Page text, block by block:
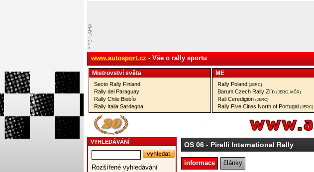
www.autosport.cz - Vše o rally sportu
Mistrovství­ světa
Secto Rally Finland
Rally del Paraguay
Rally Chile Biobío
Rally Italia Sardegna
ME
Rally Poland (JERC)
Barum Czech Rally Zlín (JERC, MČR)
Rali Ceredigion (JERC)
Rally Five Cities North of Portugal (JERC)
VYHLEDÁVÁNÍ
Rozšířené vyhledávání
OS 06- Pirelli International Rally
informace články